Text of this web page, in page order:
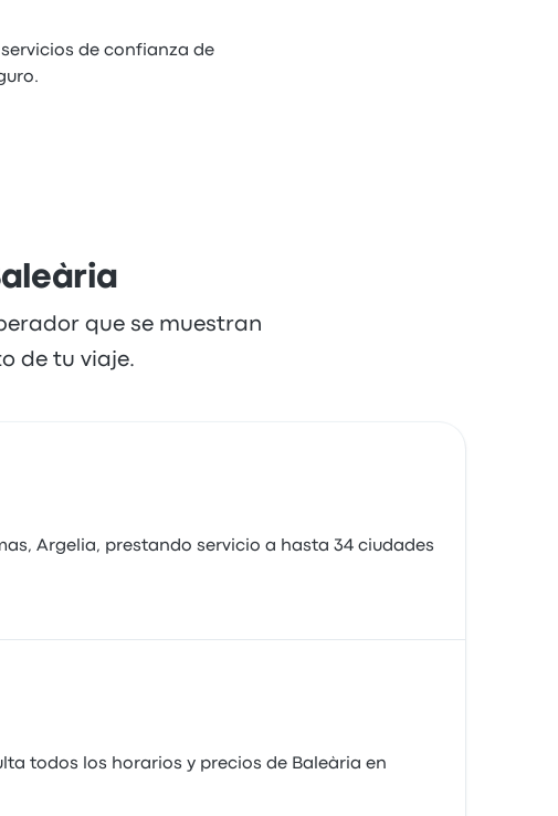
de confianza de
que se muestran
de tu viaje.
Argelia, prestando servicio a hasta 34 ciudades
todos los horarios y precios de Baleària en